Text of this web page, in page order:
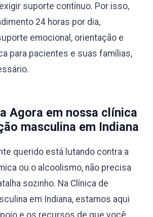
suporte contínuo. Por isso,
24 horas por dia,
emocional, orientação e
para pacientes e suas famílias,
Agora em nossa clínica
masculina em Indiana
querido está lutando contra a
ou o alcoolismo, não precisa
sozinho. Na Clínica de
em Indiana, estamos aqui
e os recursos de que você